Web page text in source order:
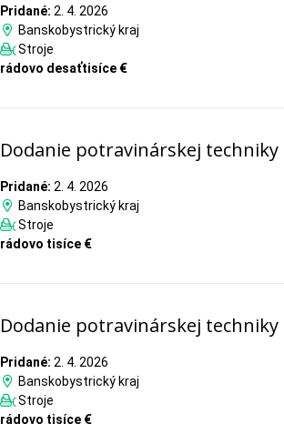
Pridané: 2. 4. 2026
Banskobystrický kraj
Stroje
rádovo desaťtisíce €
Dodanie potravinárskej techniky
Pridané: 2. 4. 2026
Banskobystrický kraj
Stroje
rádovo tisíce €
Dodanie potravinárskej techniky
Pridané: 2. 4. 2026
Banskobystrický kraj
Stroje
rádovo tisíce €